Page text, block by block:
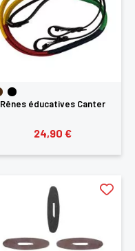
Rênes éducatives Canter
24,90 €